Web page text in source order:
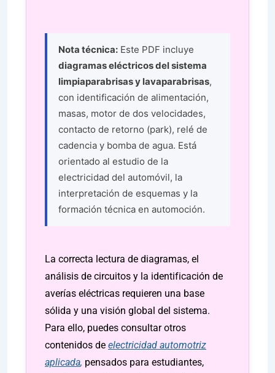
Nota técnica: Este PDF incluye
diagramas eléctricos del sistema
limpiaparabrisas y lavaparabrisas,
con identificación de alimentación,
masas, motor de dos velocidades,
contacto de retorno (park), relé de
cadencia y bomba de agua. Está
orientado al estudio de la
electricidad del automóvil, la
interpretación de esquemas y la
formación técnica en automoción.
La correcta lectura de diagramas, el
análisis de circuitos y la identificación de
averías eléctricas requieren una base
sólida y una visión global del sistema.
Para ello, puedes consultar otros
contenidos de electricidad automotriz
aplicada, pensados para estudiantes,